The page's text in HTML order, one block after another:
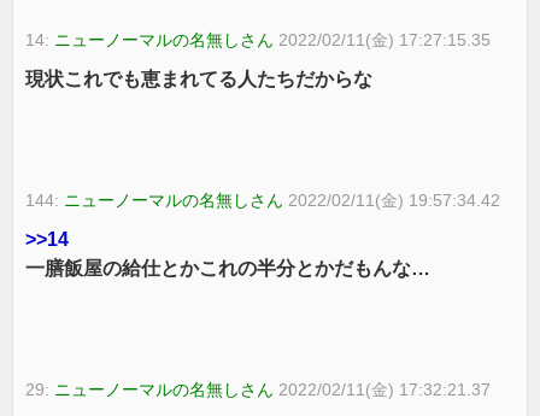
14: ニューノーマルの名無しさん 2022/02/11(金) 17:27:15.35
現状これでも恵まれてる人たちだからな
144: ニューノーマルの名無しさん 2022/02/11(金) 19:57:34.42
>>14
一膳飯屋の給仕とかこれの半分とかだもんな…
29: ニューノーマルの名無しさん 2022/02/11(金) 17:32:21.37